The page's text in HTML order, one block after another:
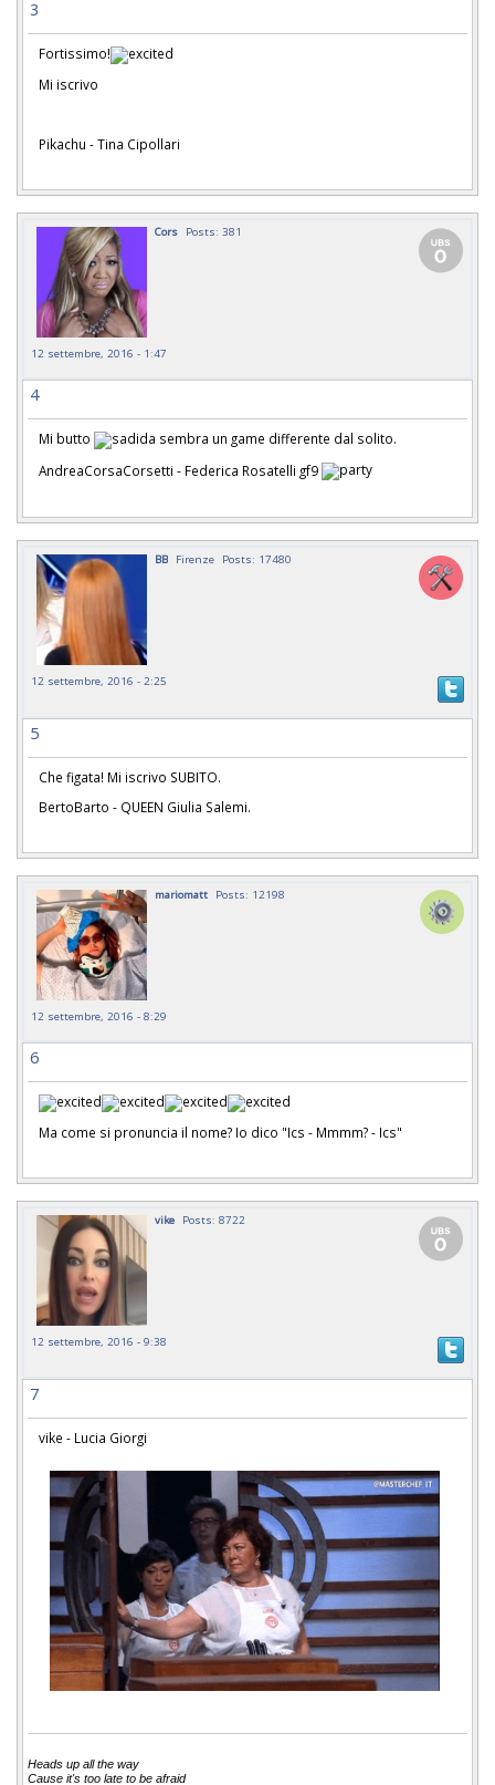
3
Fortissimo!
Mi iscrivo
Pikachu - Tina Cipollari
Cors Posts: 381
12 settembre, 2016 - 1:47
4
Mi butto
sembra un game differente dal solito.
AndreaCorsaCorsetti - Federica Rosatelli gf9
BB Firenze Posts: 17480
12 settembre, 2016 - 2:25
5
Che figata! Mi iscrivo SUBITO.
BertoBarto - QUEEN Giulia Salemi.
mariomatt Posts: 12198
12 settembre, 2016 - 8:29
6
Ma come si pronuncia il nome? Io dico "Ics - Mmmm? - Ics"
vike Posts: 8722
12 settembre, 2016 - 9:38
7
vike - Lucia Giorgi
Heads up all the way
Cause it's too late to be afraid